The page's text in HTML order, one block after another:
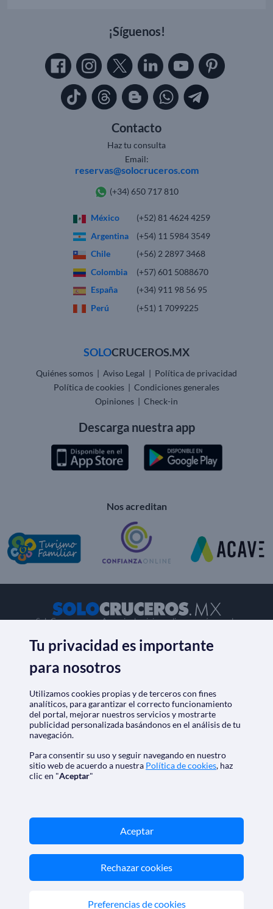
¡Síguenos!
Contacto
Haz tu consulta
Email:
reservas@solocruceros.com
(+34) 650 717 810
México
(+52) 81 4624 4259
Argentina
(+54) 11 5984 3549
Chile
(+56) 2 2897 3468
Colombia
(+57) 601 5088670
España
(+34) 911 98 56 95
Perú
(+51) 1 7099225
SOLOCRUCEROS.MX
Quiénes somos | Aviso Legal | Política de privacidad
Política de cookies | Condiciones generales
Opiniones | Check-in
Descarga nuestra app
Nos acreditan
SoloCruceros.mx - Agencia de viajes online con número de
Marca registrada de Aethalia Viajes y Cruceros S.L. C.I.F.
B60418605
Reservados todos los derechos.
autorización GC 001818
Marca registrada de Aethalia Viajes y Cruceros S.L. C.I.F.
B60418605
©2026 SoloCruceros.mx
Reservados todos los derechos.
Tu privacidad es importante
para nosotros
Utilizamos cookies propias y de terceros con fines
analíticos, para garantizar el correcto funcionamiento
del portal, mejorar nuestros servicios y mostrarte
publicidad personalizada basándonos en el análisis de tu
navegación.
Para consentir su uso y seguir navegando en nuestro
sitio web de acuerdo a nuestra Política de cookies, haz
clic en "Aceptar"
Aceptar
Rechazar cookies
Preferencias de cookies